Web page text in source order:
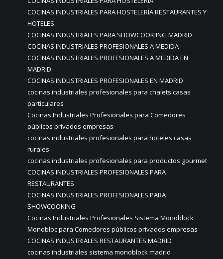
COCINAS INDUSTRIALES PARA HOSTELERÍA RESTAURANTES Y
HOTELES
COCINAS INDUSTRIALES PARA SHOWCOOKIING MADRID
COCINAS INDUSTRIALES PROFESIONALES A MEDIDA
COCINAS INDUSTRIALES PROFESIONALES A MEDIDA EN
MADRID
COCINAS INDUSTRIALES PROFESIONALES EN MADRID
cocinas industriales profesionales para chalets casas
particulares
Cocinas Industriales Profesionales para Comedores
públicos privados empresas
cocinas industriales profesionales para hoteles casas
rurales
cocinas industriales profesionales para productos gourmet
COCINAS INDUSTRIALES PROFESIONALES PARA
RESTAURANTES
COCINAS INDUSTRIALES PROFESIONALES PARA
SHOWCOOKING
Cocinas Industriales Profesionales Sistema Monoblock
Monobloc para Comedores públicos privados empresas
COCINAS INDUSTRIALES RESTAURANTES MADRID
cocinas industriales sistema monoblock madrid